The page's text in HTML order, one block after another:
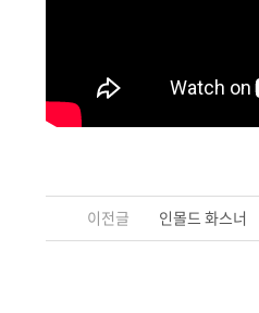
이전글 인몰드 화스너